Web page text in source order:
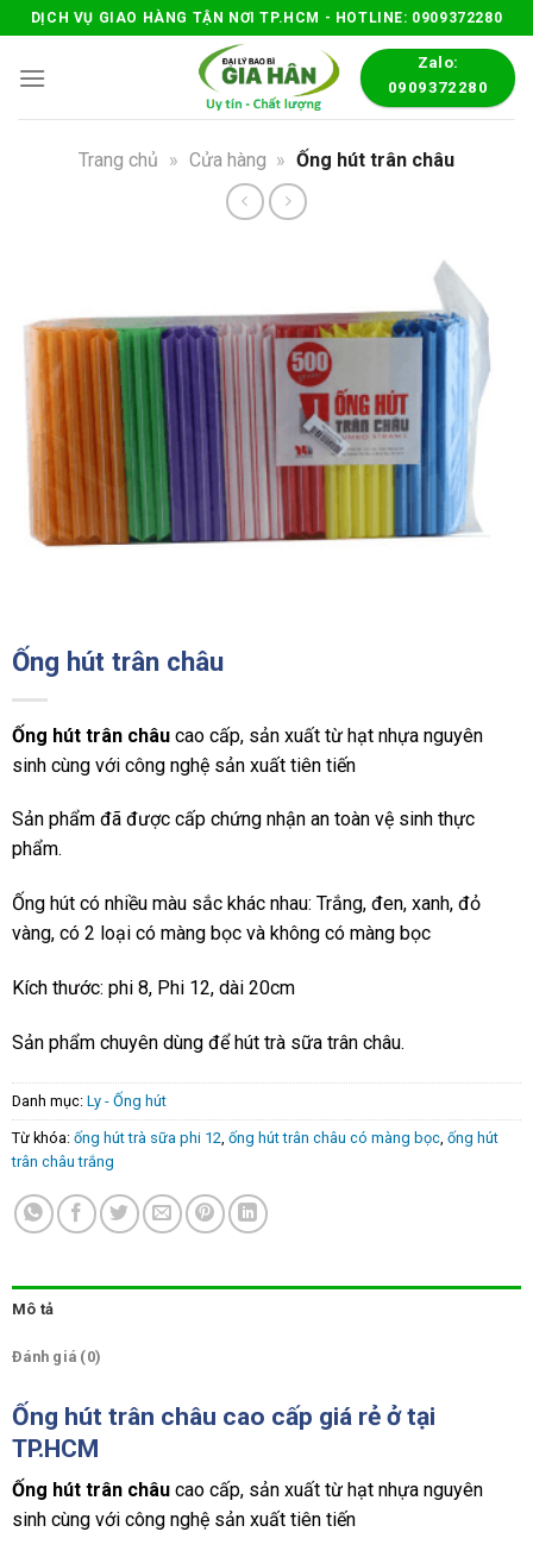
Skip
to
content
DỊCH VỤ GIAO HÀNG TẬN NƠI TP.HCM - HOTLINE: 0909372280
Zalo:
0909372280
Trang chủ » Cửa hàng » Ống hút trân châu
Ống hút trân châu
Ống hút trân châu cao cấp, sản xuất từ hạt nhựa nguyên
sinh cùng với công nghệ sản xuất tiên tiến
Sản phẩm đã được cấp chứng nhận an toàn vệ sinh thực
phẩm.
Ống hút có nhiều màu sắc khác nhau: Trắng, đen, xanh, đỏ
vàng, có 2 loại có màng bọc và không có màng bọc
Kích thước: phi 8, Phi 12, dài 20cm
Sản phẩm chuyên dùng để hút trà sữa trân châu.
Danh mục: Ly - Ống hút
Từ khóa: ống hút trà sữa phi 12 ống hút trân châu có màng bọc ống hút
trân châu trắng
Mô tả
Đánh giá (0)
Ống hút trân châu cao cấp giá rẻ ở tại
TP.HCM
Ống hút trân châu cao cấp, sản xuất từ hạt nhựa nguyên
sinh cùng với công nghệ sản xuất tiên tiến